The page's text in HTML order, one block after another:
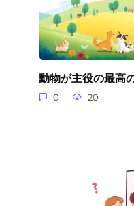
動物が主役の最高
0 20